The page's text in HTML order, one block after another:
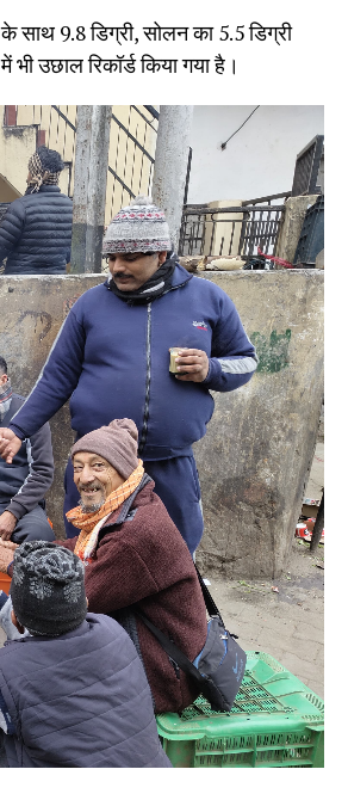
साथ 9.8 डिग्री, सोलन का 5.5 डिग्री
उछाल रिकॉर्ड किया गया है।